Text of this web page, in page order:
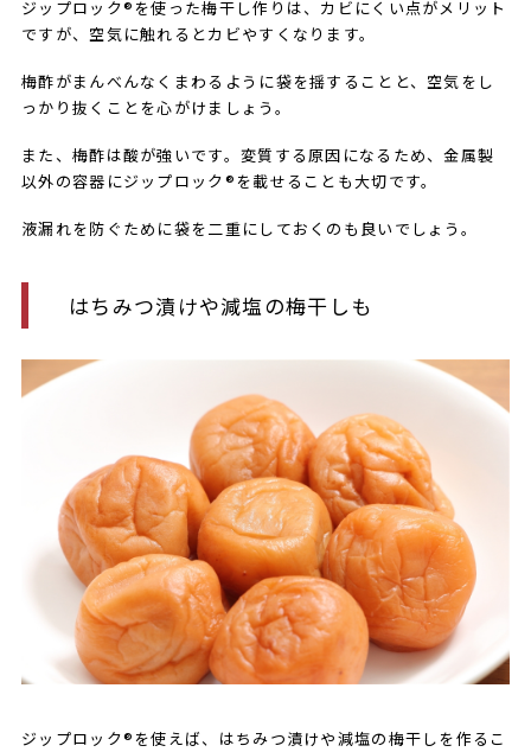
ジップロック®を使った梅干し作りは、カビにくい点がメリット
ですが、空気に触れるとカビやすくなります。
梅酢がまんべんなくまわるように袋を揺することと、空気をし
っかり抜くことを心がけましょう。
また、梅酢は酸が強いです。変質する原因になるため、金属製
以外の容器にジップロック®を載せることも大切です。
液漏れを防ぐために袋を二重にしておくのも良いでしょう。
はちみつ漬けや減塩の梅干しも
ジップロック®を使えば、はちみつ漬けや減塩の梅干しを作るこ